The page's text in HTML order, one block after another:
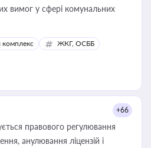
вимог у сфері комунальних
комплекс ЖКГ, ОСББ
+66
правового регулювання
анулювання ліцензій і